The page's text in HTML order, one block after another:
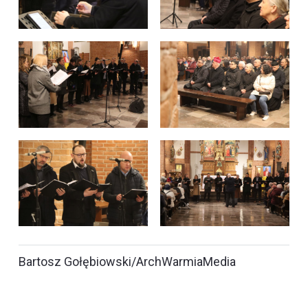
Bartosz Gołębiowski/ArchWarmiaMedia